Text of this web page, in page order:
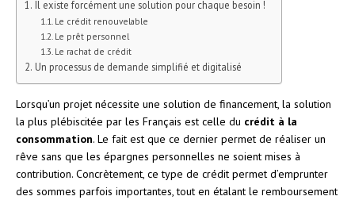
Il existe forcément une solution pour chaque besoin !
Le crédit renouvelable
Le prêt personnel
Le rachat de crédit
Un processus de demande simplifié et digitalisé
Lorsqu’un projet nécessite une solution de financement, la solution
la plus plébiscitée par les Français est celle du crédit à la
consommation. Le fait est que ce dernier permet de réaliser un
rêve sans que les épargnes personnelles ne soient mises à
contribution. Concrètement, ce type de crédit permet d’emprunter
des sommes parfois importantes, tout en étalant le remboursement